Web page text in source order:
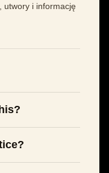
utwory i informację